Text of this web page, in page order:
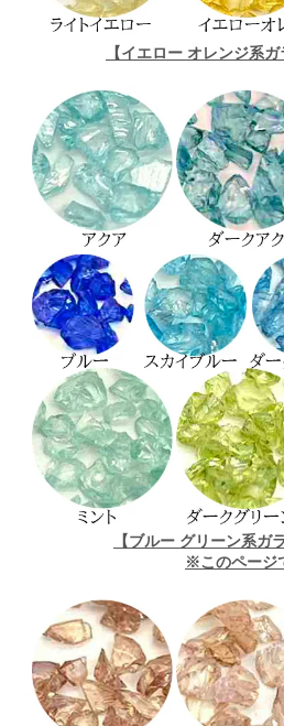
【イエロー オレンジ系ガ
【ブルー グリーン系ガ
※このページ